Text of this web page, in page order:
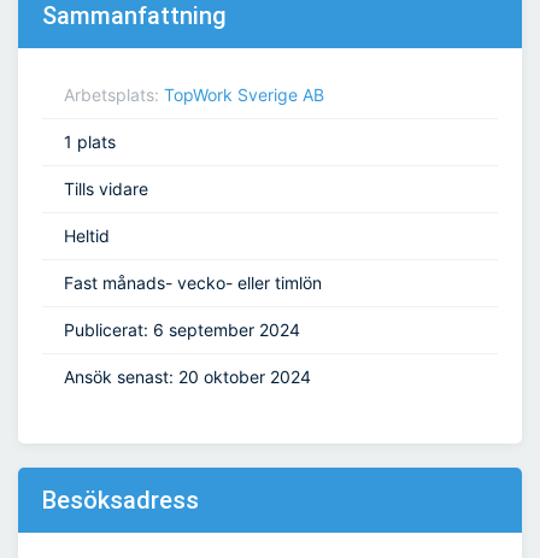
Sammanfattning
Arbetsplats: TopWork Sverige AB
1 plats
Tills vidare
Heltid
Fast månads- vecko- eller timlön
Publicerat: 6 september 2024
Ansök senast: 20 oktober 2024
Besöksadress